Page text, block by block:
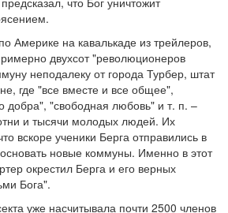
Америке на кавалькаде из трейлеров,
двухсот "революционеров
неподалеку от города Турбер, штат
где "все вместе и все общее",
добра", "свободная любовь" и т. п. –
и тысячи молодых людей. Их
вскоре ученики Берга отправились в
новые коммуны. Именно в этот
окрестил Берга и его верных
Бога".
уже насчитывала почти 2500 членов